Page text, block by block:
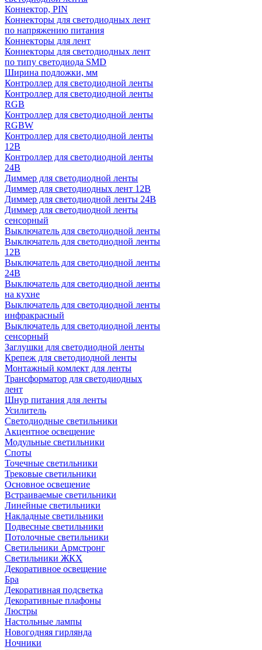
Коннектор, PIN
Коннекторы для светодиодных лент
по напряжению питания
Коннекторы для лент
Коннекторы для светодиодных лент
по типу светодиода SMD
Ширина подложки, мм
Контроллер для светодиодной ленты
Контроллер для светодиодной ленты
RGB
Контроллер для светодиодной ленты
RGBW
Контроллер для светодиодной ленты
12В
Контроллер для светодиодной ленты
24В
Диммер для светодиодной ленты
Диммер для светодиодных лент 12В
Диммер для светодиодной ленты 24В
Диммер для светодиодной ленты
сенсорный
Выключатель для светодиодной ленты
Выключатель для светодиодной ленты
12В
Выключатель для светодиодной ленты
24В
Выключатель для светодиодной ленты
на кухне
Выключатель для светодиодной ленты
инфракрасный
Выключатель для светодиодной ленты
сенсорный
Заглушки для светодиодной ленты
Крепеж для светодиодной ленты
Монтажный комлект для ленты
Трансформатор для светодиодных
лент
Шнур питания для ленты
Усилитель
Светодиодные светильники
Акцентное освещение
Модульные светильники
Споты
Точечные светильники
Трековые светильники
Основное освещение
Встраиваемые светильники
Линейные светильники
Накладные светильники
Подвесные светильники
Потолочные светильники
Светильники Армстронг
Светильники ЖКХ
Декоративное освещение
Бра
Декоративная подсветка
Декоративные плафоны
Люстры
Настольные лампы
Новогодняя гирлянда
Ночники